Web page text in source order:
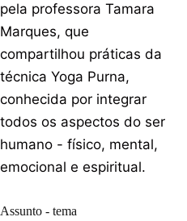
pela professora Tamara
Marques, que
compartilhou práticas da
técnica Yoga Purna,
conhecida por integrar
todos os aspectos do ser
humano - físico, mental,
emocional e espiritual.
Assunto - tema